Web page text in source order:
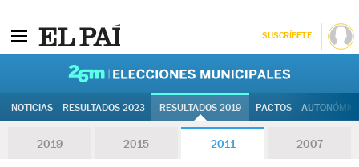
SUSCRÍBETE
NOTICIAS RESULTADOS 2023 RESULTADOS 2019 PACTOS
2019 2015 2011 2007